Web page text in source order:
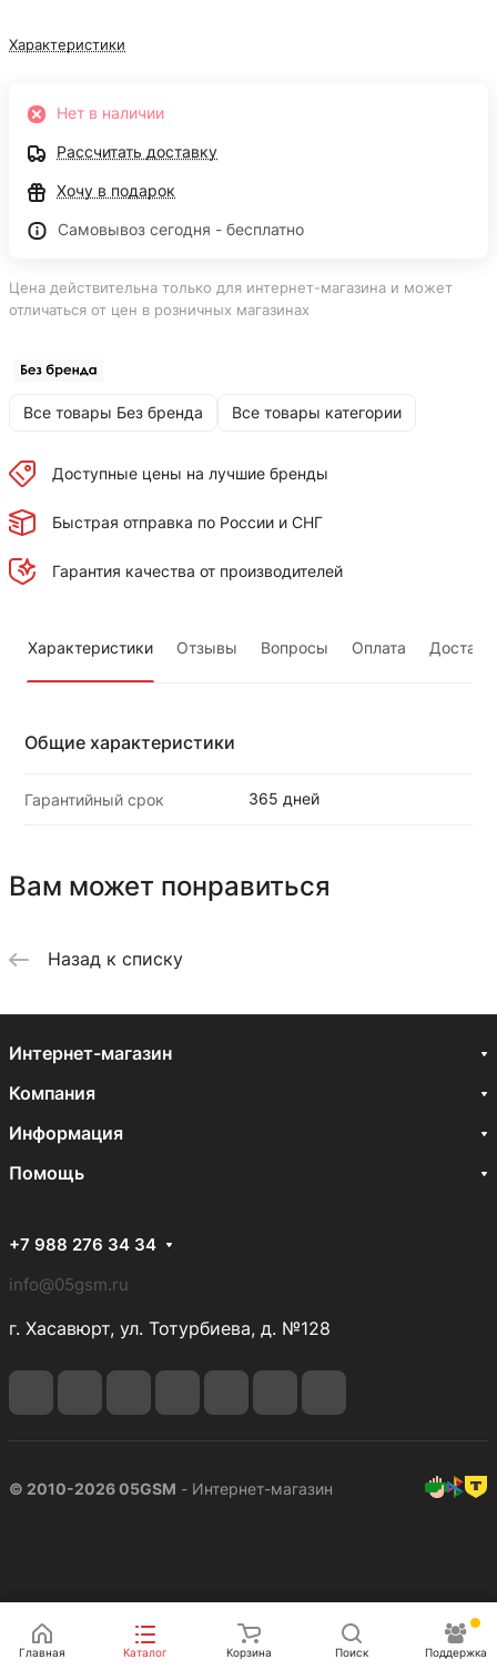
Подписаться
Характеристики
Нет в наличии
Рассчитать доставку
Хочу в подарок
Самовывоз сегодня - бесплатно
Цена действительна только для интернет-магазина и может
отличаться от цен в розничных магазинах
Все товары Без бренда Все товары категории
Доступные цены на лучшие бренды
Быстрая отправка по России и СНГ
Гарантия качества от производителей
Характеристики Отзывы Вопросы Оплата
Общие характеристики
Гарантийный срок 365 дней
Вам может понравиться
Назад к списку
Главная Каталог Корзина Поиск Поддержка
Интернет-магазин
Компания
Информация
Помощь
+7 988 276 34 34
info@05gsm.ru
г. Хасавюрт, ул. Тотурбиева, д. №128
© 2010-2026 05GSM - Интернет-магазин